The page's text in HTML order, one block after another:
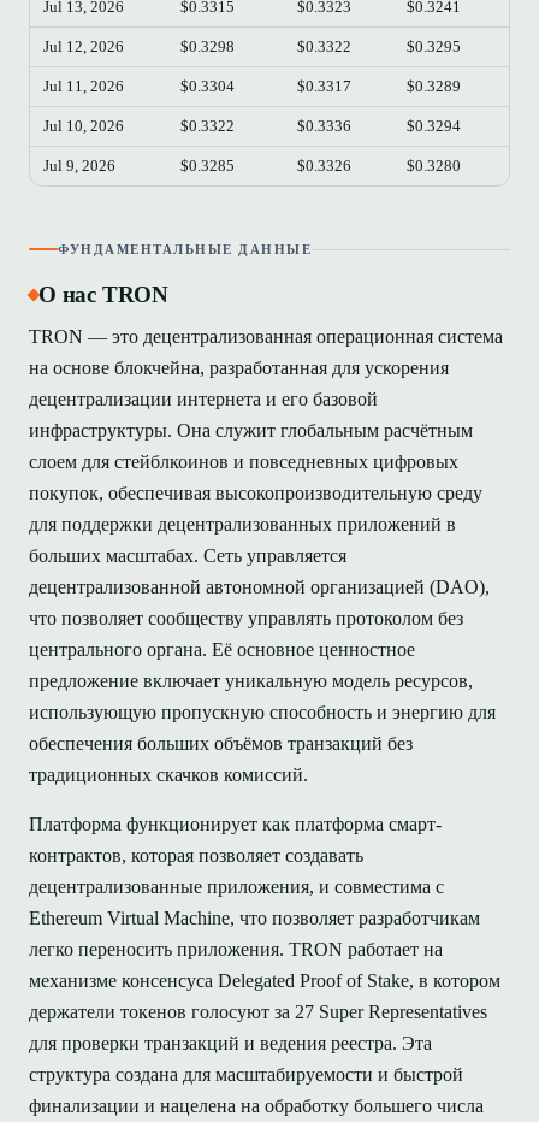
Jul 13, 2026 $0.3315 $0.3323 $0.3241
Jul 12, 2026 $0.3298 $0.3322 $0.3295
Jul 11, 2026 $0.3304 $0.3317 $0.3289
Jul 10, 2026 $0.3322 $0.3336 $0.3294
Jul 9, 2026 $0.3285 $0.3326 $0.3280
ФУНДАМЕНТАЛЬНЫЕ ДАННЫЕ
О нас TRON
TRON — это децентрализованная операционная система
на основе блокчейна, разработанная для ускорения
децентрализации интернета и его базовой
инфраструктуры. Она служит глобальным расчётным
слоем для стейблкоинов и повседневных цифровых
покупок, обеспечивая высокопроизводительную среду
для поддержки децентрализованных приложений в
больших масштабах. Сеть управляется
децентрализованной автономной организацией (DAO),
что позволяет сообществу управлять протоколом без
центрального органа. Её основное ценностное
предложение включает уникальную модель ресурсов,
использующую пропускную способность и энергию для
обеспечения больших объёмов транзакций без
традиционных скачков комиссий.
Платформа функционирует как платформа смарт-
контрактов, которая позволяет создавать
децентрализованные приложения, и совместима с
Ethereum Virtual Machine, что позволяет разработчикам
легко переносить приложения. TRON работает на
механизме консенсуса Delegated Proof of Stake, в котором
держатели токенов голосуют за 27 Super Representatives
для проверки транзакций и ведения реестра. Эта
структура создана для масштабируемости и быстрой
финализации и нацелена на обработку большего числа